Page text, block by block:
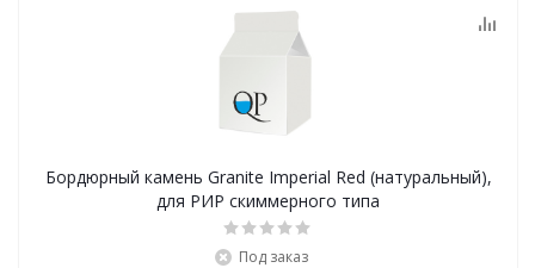
Бордюрный камень Granite Imperial Red (натуральный),
для РИР скиммерного типа
Под заказ